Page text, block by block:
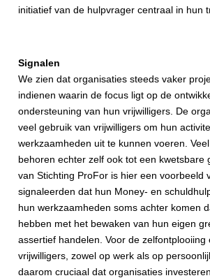
initiatief van de hulpvrager centraal in hun
Signalen
We zien dat organisaties steeds vaker
indienen waarin de focus ligt op de
ondersteuning van hun vrijwilligers. De
veel gebruik van vrijwilligers om hun
werkzaamheden uit te kunnen voeren.
behoren echter zelf ook tot een kwetsbare
van Stichting ProFor is hier een voorbeeld
signaleerden dat hun Money- en
hun werkzaamheden soms achter komen
hebben met het bewaken van hun eigen
assertief handelen. Voor de zelfontplooiing
vrijwilligers, zowel op werk als op
daarom cruciaal dat organisaties